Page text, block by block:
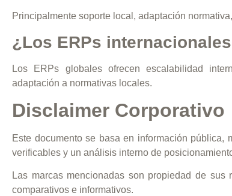
Principalmente soporte local, adaptación
¿Los ERPs
Los ERPs globales ofrecen escalabilidad
adaptación a normativas locales.
Disclaimer Corporativo
Este documento se basa en información
verificables y un análisis interno de
Las marcas mencionadas son propiedad de
comparativos e informativos.